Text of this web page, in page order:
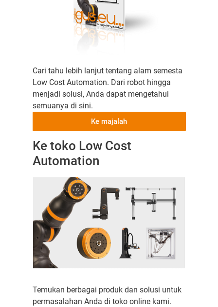
Cari tahu lebih lanjut tentang alam semesta
Low Cost Automation. Dari robot hingga
menjadi solusi, Anda dapat mengetahui
semuanya di sini.
Ke majalah
Ke toko Low Cost
Automation
Temukan berbagai produk dan solusi untuk
permasalahan Anda di toko online kami.